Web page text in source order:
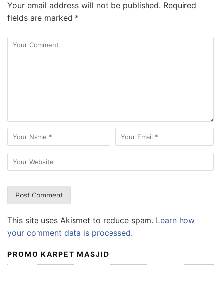
Your email address will not be published. Required
fields are marked *
This site uses Akismet to reduce spam. Learn how
your comment data is processed.
PROMO KARPET MASJID